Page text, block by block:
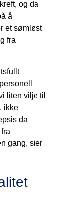
og da
å
et sømløst
fra
liten vilje til
ikke
da
gang, sier